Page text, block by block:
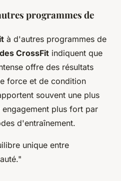
programmes de
à d'autres programmes de
CrossFit indiquent que
offre des résultats
force et de condition
souvent une plus
plus fort par
d'entraînement.
unique entre